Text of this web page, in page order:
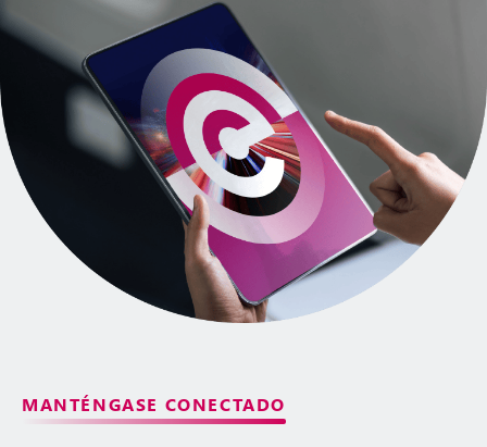
MANTÉNGASE CONECTADO